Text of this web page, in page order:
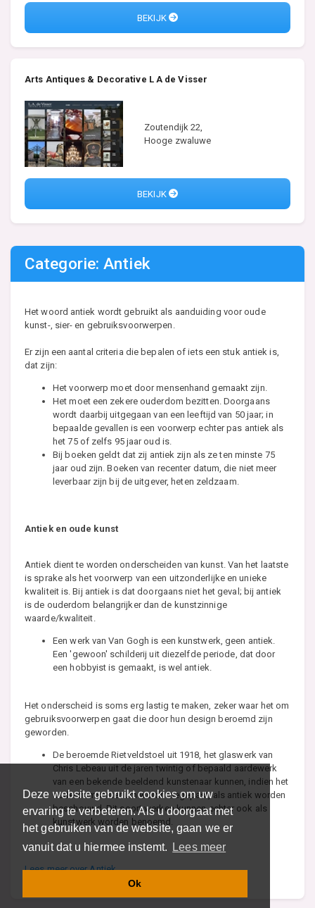
Deze website gebruikt cookies om uw
ervaring te verbeteren. Als u doorgaat met
het gebruiken van de website, gaan we er
vanuit dat u hiermee instemt.
Lees meer
Ok
BEKIJK
Arts Antiques & Decorative L A de Visser
Zoutendijk 22,
Hooge zwaluwe
BEKIJK
Categorie: Antiek
Het woord antiek wordt gebruikt als aanduiding voor oude
kunst-, sier- en gebruiksvoorwerpen.
Er zijn een aantal criteria die bepalen of iets een stuk antiek is,
dat zijn:
Het voorwerp moet door mensenhand gemaakt zijn.
Het moet een zekere ouderdom bezitten. Doorgaans
wordt daarbij uitgegaan van een leeftijd van 50 jaar; in
bepaalde gevallen is een voorwerp echter pas antiek als
het 75 of zelfs 95 jaar oud is.
Bij boeken geldt dat zij antiek zijn als ze ten minste 75
jaar oud zijn. Boeken van recenter datum, die niet meer
leverbaar zijn bij de uitgever, heten zeldzaam.
Antiek en oude kunst
Antiek dient te worden onderscheiden van kunst. Van het laatste
is sprake als het voorwerp van een uitzonderlijke en unieke
kwaliteit is. Bij antiek is dat doorgaans niet het geval; bij antiek
is de ouderdom belangrijker dan de kunstzinnige
waarde/kwaliteit.
Een werk van Van Gogh is een kunstwerk, geen antiek.
Een 'gewoon' schilderij uit diezelfde periode, dat door
een hobbyist is gemaakt, is wel antiek.
Het onderscheid is soms erg lastig te maken, zeker waar het om
gebruiksvoorwerpen gaat die door hun design beroemd zijn
geworden.
De beroemde Rietveldstoel uit 1918, het glaswerk van
Chris Lebeau uit de jaren twintig of bepaald aardewerk
van een bekende beeldend kunstenaar kunnen, indien het
ouderdomscriterium wordt toegepast, als antiek worden
beschouwd. Dit soort werken kunnen echter ook als
kunstwerk worden benoemd.
Lees meer over Antiek